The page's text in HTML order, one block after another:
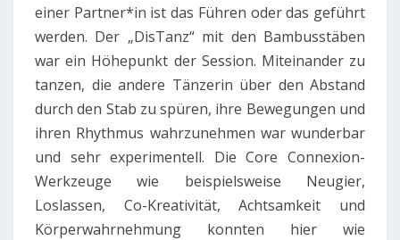
einer Partner*in ist das Führen oder das geführt
werden. Der „DisTanz“ mit den Bambusstäben
war ein Höhepunkt der Session. Miteinander zu
tanzen, die andere Tänzerin über den Abstand
durch den Stab zu spüren, ihre Bewegungen und
ihren Rhythmus wahrzunehmen war wunderbar
und sehr experimentell. Die Core Connexion-
Werkzeuge wie beispielsweise Neugier,
Loslassen, Co-Kreativität, Achtsamkeit und
Körperwahrnehmung konnten hier wie